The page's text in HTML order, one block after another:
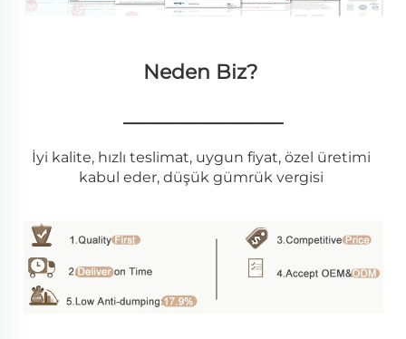
Neden Biz?
________________
İyi kalite, hızlı teslimat, uygun fiyat, özel üretimi
kabul eder, düşük gümrük vergisi